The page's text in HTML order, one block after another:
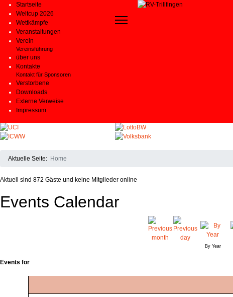
Startseite
Weltcup 2026
Wettkämpfe
Veranstaltungen
Verein
Vereinsführung
über uns
Kontakte
Kontakt für Sponsoren
Verstorbene
Downloads
Externe Verweise
Impressum
Aktuelle Seite: Home
Aktuell sind 872 Gäste und keine Mitglieder online
Events Calendar
By Year
Events for